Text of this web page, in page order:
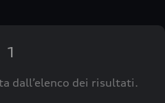
1
dall’elenco dei risultati.